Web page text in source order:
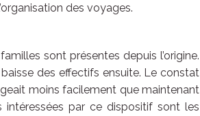
des voyages.
sont présentes depuis l’origine.
des effectifs ensuite. Le constat
moins facilement que maintenant
intéressées par ce dispositif sont les